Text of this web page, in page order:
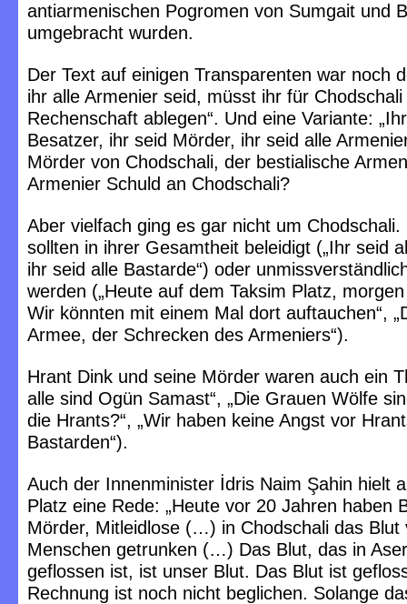
antiarmenischen Pogromen von Sumgait und
umgebracht wurden.
Der Text auf einigen Transparenten war noch
ihr alle Armenier seid, müsst ihr für Chodschali
Rechenschaft ablegen“. Und eine Variante:
Besatzer, ihr seid Mörder, ihr seid alle
Mörder von Chodschali, der bestialische
Armenier Schuld an Chodschali?
Aber vielfach ging es gar nicht um Chodschali.
sollten in ihrer Gesamtheit beleidigt („Ihr seid
ihr seid alle Bastarde“) oder
werden („Heute auf dem Taksim Platz,
Wir könnten mit einem Mal dort auftauchen“,
Armee, der Schrecken des Armeniers“).
Hrant Dink und seine Mörder waren auch ein
alle sind Ogün Samast“, „Die Grauen Wölfe
die Hrants?“, „Wir haben keine Angst vor
Bastarden“).
Auch der Innenminister İdris Naim Şahin hielt
Platz eine Rede: „Heute vor 20 Jahren haben
Mörder, Mitleidlose (…) in Chodschali das Blut
Menschen getrunken (…) Das Blut, das in
geflossen ist, ist unser Blut. Das Blut ist
Rechnung ist noch nicht beglichen. Solange